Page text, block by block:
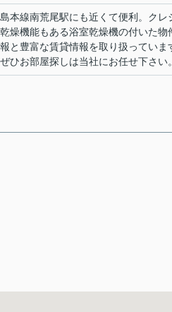
本線南荒尾駅にも近くて便利。ク
燥機能もある浴室乾燥機の付いた
と豊富な賃貸情報を取り扱ってい
ひお部屋探しは当社にお任せ下さい。